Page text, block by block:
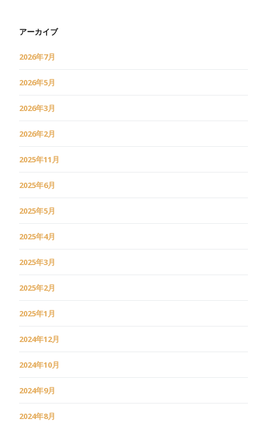
アーカイブ
2026年7月
2026年5月
2026年3月
2026年2月
2025年11月
2025年6月
2025年5月
2025年4月
2025年3月
2025年2月
2025年1月
2024年12月
2024年10月
2024年9月
2024年8月